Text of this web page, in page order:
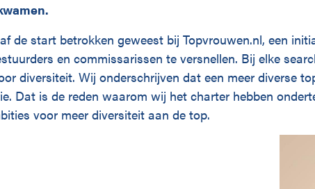
de start betrokken geweest bij Topvrouwen.nl, een
en commissarissen te versnellen. Bij elke
diversiteit. Wij onderschrijven dat een meer diverse
Dat is de reden waarom wij het charter hebben
voor meer diversiteit aan de top.